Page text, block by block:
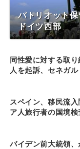
パトリオット
ドイツ西部
同性愛に対する取
人を起訴、セネガル
スペイン、移民流
ア人旅行者の国境
バイデン前大統領